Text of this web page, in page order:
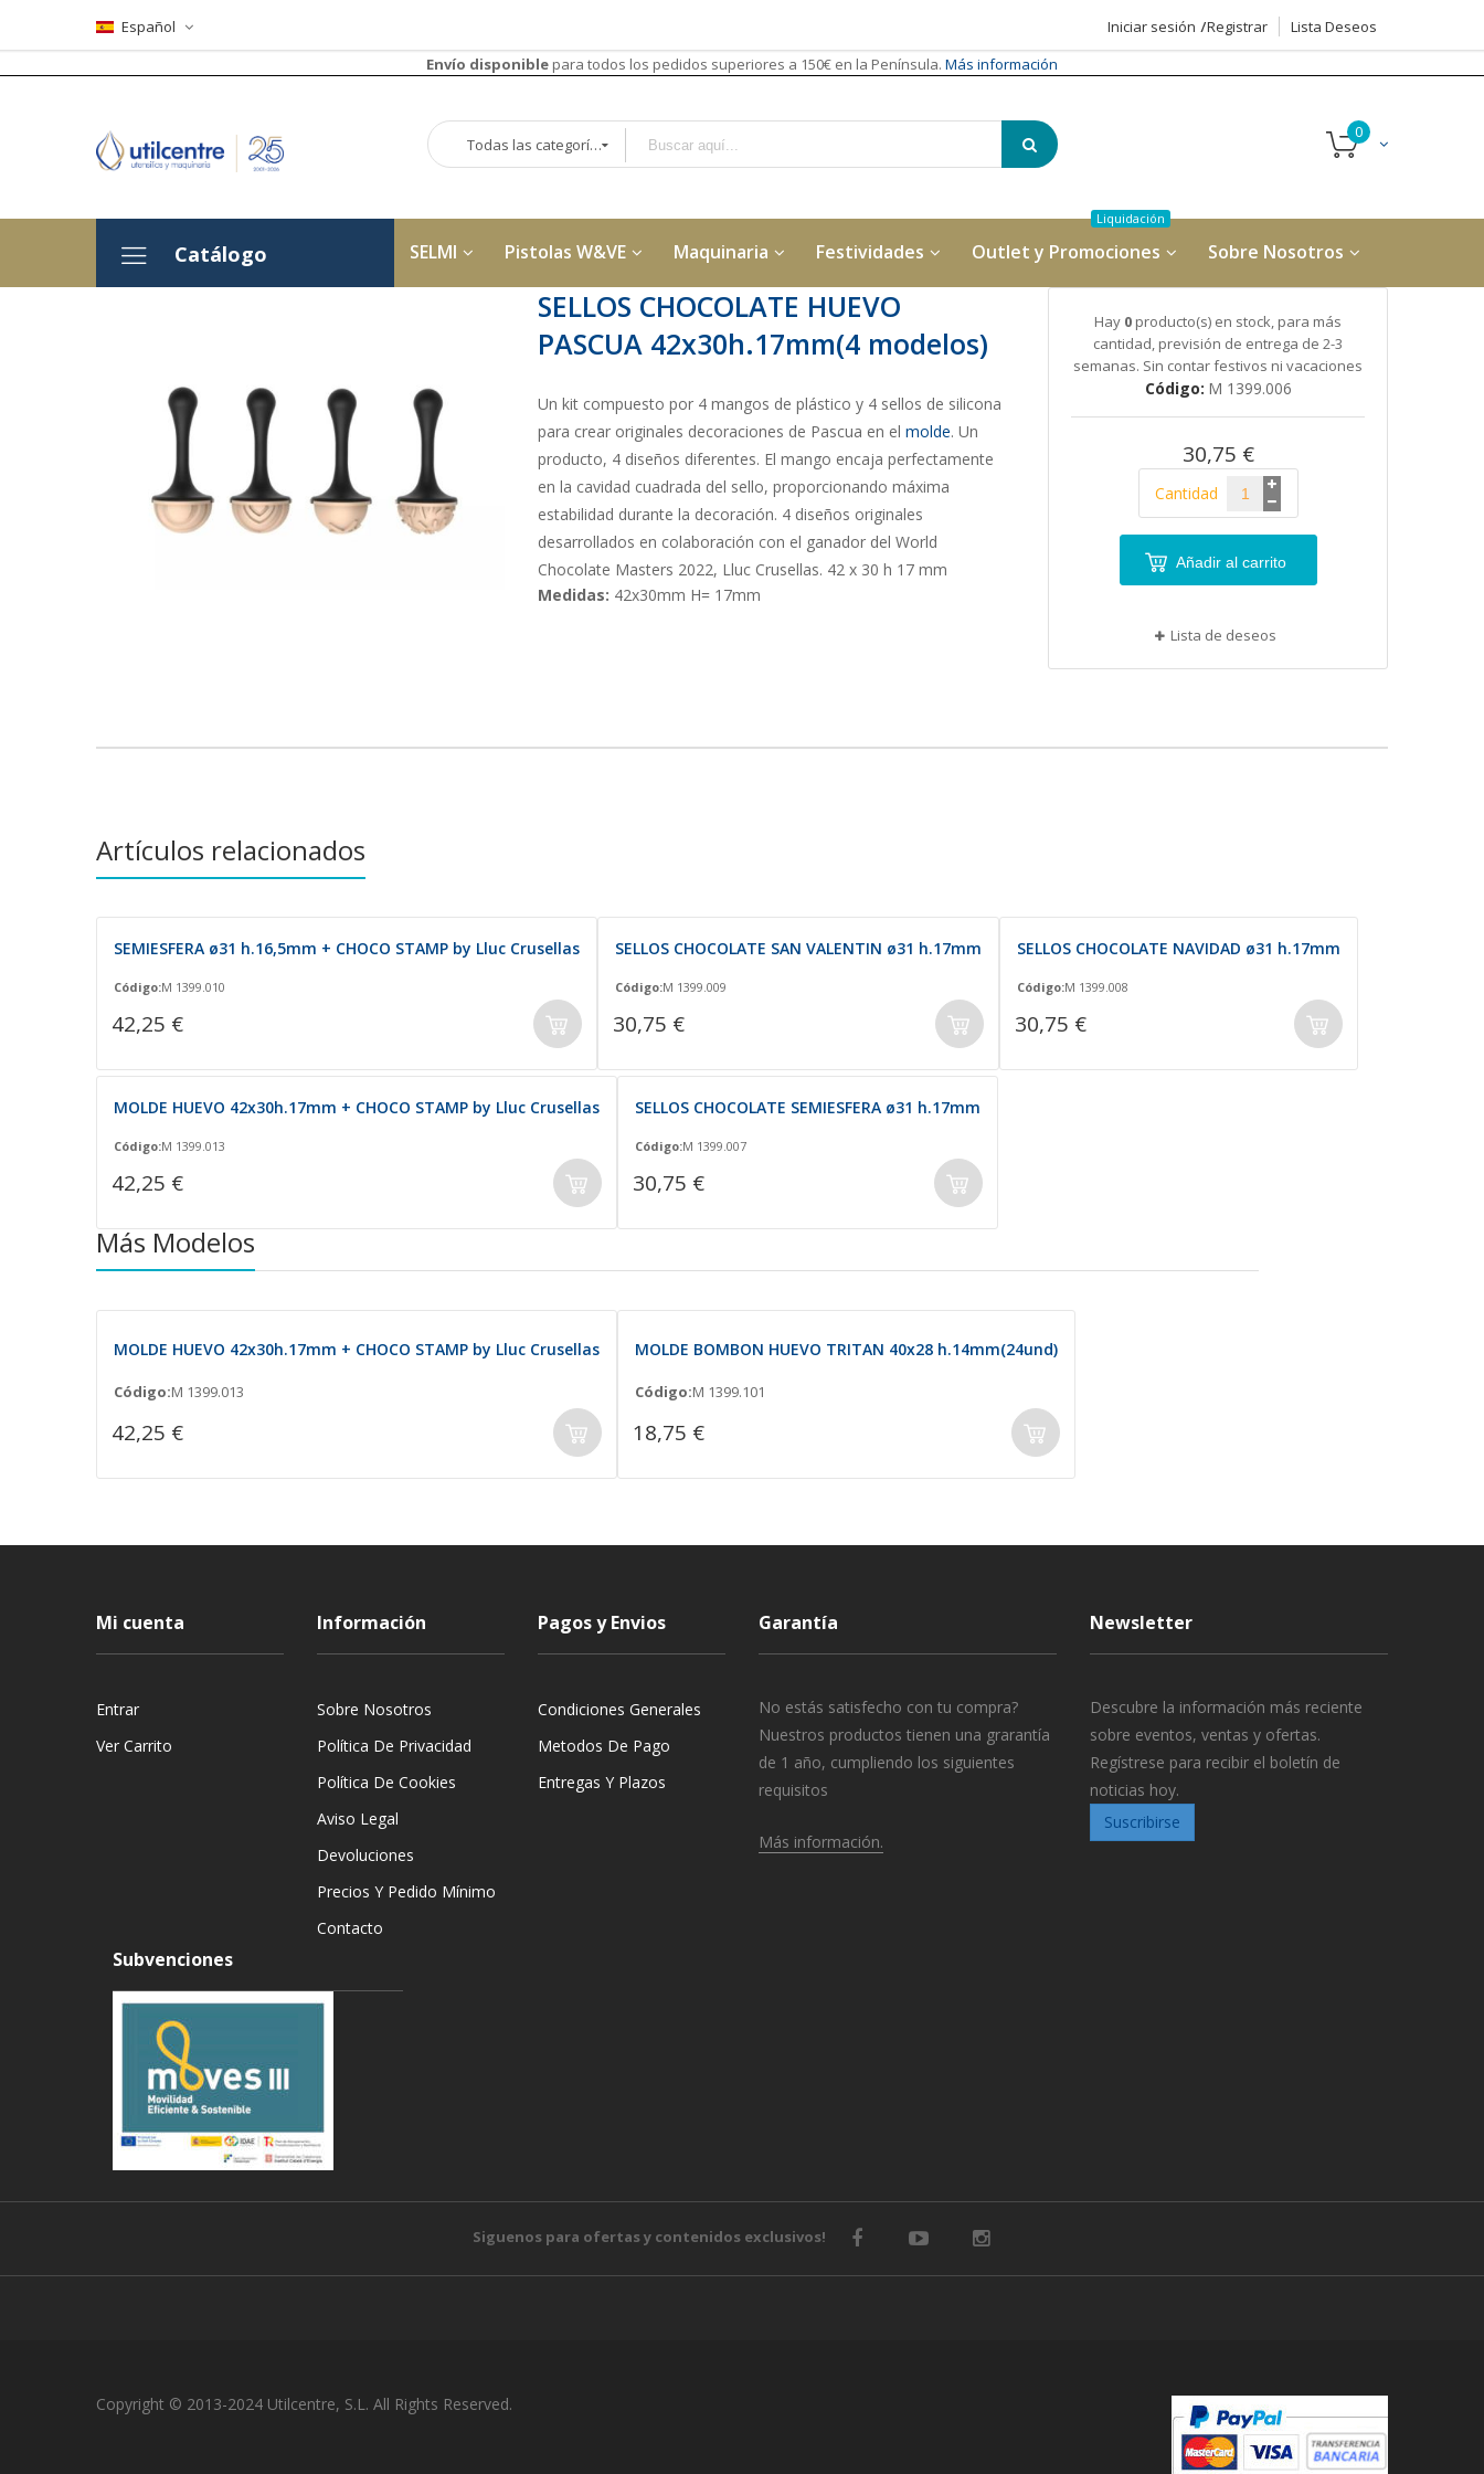
Español Iniciar sesión Registrar
Lista Deseos
Envío disponible para todos los pedidos superiores a 150€ en la Península. Más información
Todas las categorías
Catálogo SELMI Pistolas W&VE Maquinaria Festividades Outlet y Promociones Sobre Nosotros
imágenes
Hay 0 producto(s) en stock, para más
cantidad, previsión de entrega de 2-3
semanas. Sin contar festivos ni vacaciones
Código M 1399.006
30,75 €
Cantidad
Añadir al carrito
Lista de deseos
SELLOS CHOCOLATE HUEVO
PASCUA 42x30h.17mm(4 modelos)
Un kit compuesto por 4 mangos de plástico y 4 sellos de silicona
para crear originales decoraciones de Pascua en el molde. Un
producto, 4 diseños diferentes. El mango encaja perfectamente
en la cavidad cuadrada del sello, proporcionando máxima
estabilidad durante la decoración. 4 diseños originales
desarrollados en colaboración con el ganador del World
Chocolate Masters 2022, Lluc Crusellas. 42 x 30 h 17 mm
Medidas: 42x30mm H= 17mm
Artículos relacionados
SEMIESFERA ø31 h.16,5mm + CHOCO STAMP by Lluc Crusellas
Código:M 1399.010
42,25 €
SELLOS CHOCOLATE SAN VALENTIN ø31 h.17mm
Código:M 1399.009
30,75 €
SELLOS CHOCOLATE NAVIDAD ø31 h.17mm
Código:M 1399.008
30,75 €
MOLDE HUEVO 42x30h.17mm + CHOCO STAMP by Lluc Crusellas
Código:M 1399.013
42,25 €
SELLOS CHOCOLATE SEMIESFERA ø31 h.17mm
Código:M 1399.007
30,75 €
Más Modelos
MOLDE HUEVO 42x30h.17mm + CHOCO STAMP by Lluc Crusellas
Código:M 1399.013
42,25 €
MOLDE BOMBON HUEVO TRITAN 40x28 h.14mm(24und)
Código:M 1399.101
18,75 €
Mi cuenta
Entrar
Ver Carrito
Información
Sobre Nosotros
Política De Privacidad
Política De Cookies
Aviso Legal
Devoluciones
Precios Y Pedido Mínimo
Contacto
Pagos y Envios
Condiciones Generales
Metodos De Pago
Entregas Y Plazos
Garantía
No estás satisfecho con tu compra?
Nuestros productos tienen una grarantía
de 1 año, cumpliendo los siguientes
requisitos
Más información.
Newsletter
Descubre la información más reciente
sobre eventos, ventas y ofertas.
Regístrese para recibir el boletín de
noticias hoy.
Suscribirse
Subvenciones
Siguenos para ofertas y contenidos exclusivos!
Copyright © 2013-2024 Utilcentre, S.L. All Rights Reserved.